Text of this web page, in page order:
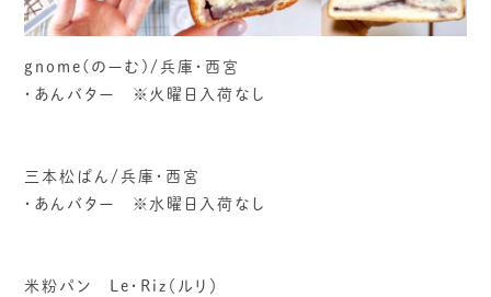
gnome(のーむ)/兵庫・西宮
・あんバター ※火曜日入荷なし
三本松ぱん/兵庫・西宮
・あんバター ※水曜日入荷なし
米粉パン Le・Riz（ルリ）